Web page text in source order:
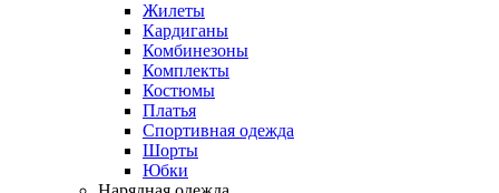
Жилеты
Кардиганы
Комбинезоны
Комплекты
Костюмы
Платья
Спортивная одежда
Шорты
Юбки